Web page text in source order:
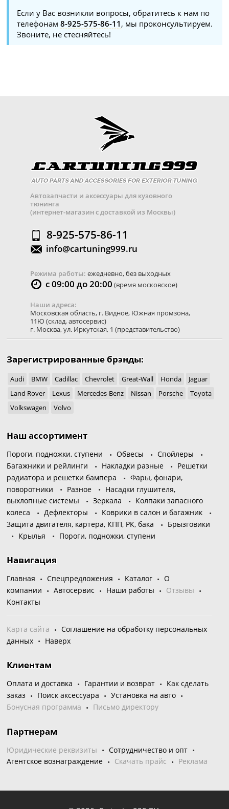
Если у Вас возникли вопросы, обратитесь к нам по
телефонам8-925-575-86-11 , мы проконсультируем.
Звоните, не стесняйтесь!
Автозапчасти и аксессуары для кузовного
тюнинга
(интернет-магазин с доставкой из Москвы)
8-925-575-86-11
info@cartuning999.ru
Режима работы: ежедневно, без выходных
с 09:00 до 20:00 (время московское)
Наши адреса:
Московская область, г. Видное, Южная промзона,
11Ю (склад, автосервис)
г. Москва,ул. Иркутская, 1 (представительство)
Зарегистрированные брэнды:
Audi BMW Cadillac Chevrolet Great-Wall Honda
Jaguar
Land Rover
Lexus Mercedes-Benz Nissan Porsche
Toyota
Volkswagen
Volvo
Наш ассортимент
Пороги, подножки, ступени Обвесы
Спойлеры
Багажники и рейлинги
Накладки разные
Решетки
радиатора и решетки бампера
Фары, фонари,
поворотники
Разное
Насадки глушителя,
выхлопные системы
Зеркала
Колпаки запасного
колеса
Дефлекторы
Коврики в салон и багажник
Защита двигателя, картера, КПП, РК, бака
Брызговики
Крылья
Пороги, подножки, ступени
Навигация
Главная Спецпредложения Каталог
О
компании
Автосервис Наши работы
Отзывы
Контакты
Карта сайта
Соглашение на обработку персональных
данных
Наверх
Клиентам
Оплата и доставка Гарантии и возврат
Как сделать
заказ
Поиск аксессуара
Установка на авто
Бонусная программа
Письмо директору
Партнерам
Юридические реквизиты
Сотрудничество и опт
Агентское вознаграждение
Скачать прайс Реклама